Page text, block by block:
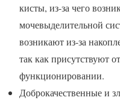
кисты, из-за чего
мочевыделительной
возникают из-за
так как присутствуют
функционировании.
Доброкачественные и